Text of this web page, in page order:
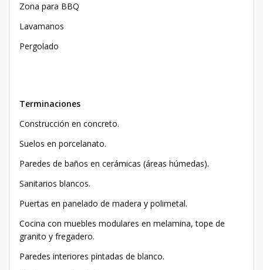
Zona para BBQ
Lavamanos
Pergolado
Terminaciones
Construcción en concreto.
Suelos en porcelanato.
Paredes de baños en cerámicas (áreas húmedas).
Sanitarios blancos.
Puertas en panelado de madera y polimetal.
Cocina con muebles modulares en melamina, tope de
granito y fregadero.
Paredes interiores pintadas de blanco.